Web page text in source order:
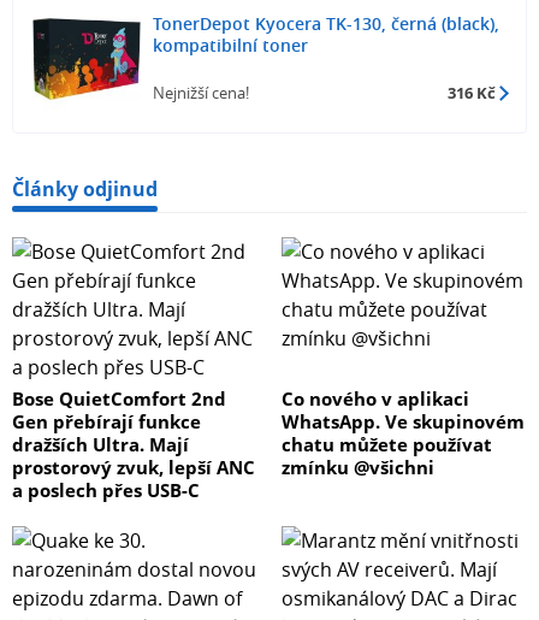
TonerDepot Kyocera TK-130, černá (black),
kompatibilní toner
Nejnižší cena! 316 Kč
Články odjinud
Bose QuietComfort 2nd
Gen přebírají funkce
dražších Ultra. Mají
prostorový zvuk, lepší ANC
a poslech přes USB-C
Co nového v aplikaci
WhatsApp. Ve skupinovém
chatu můžete používat
zmínku @všichni